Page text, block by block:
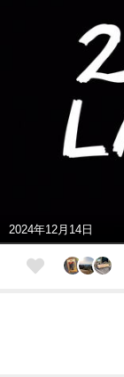
2024年12月14日